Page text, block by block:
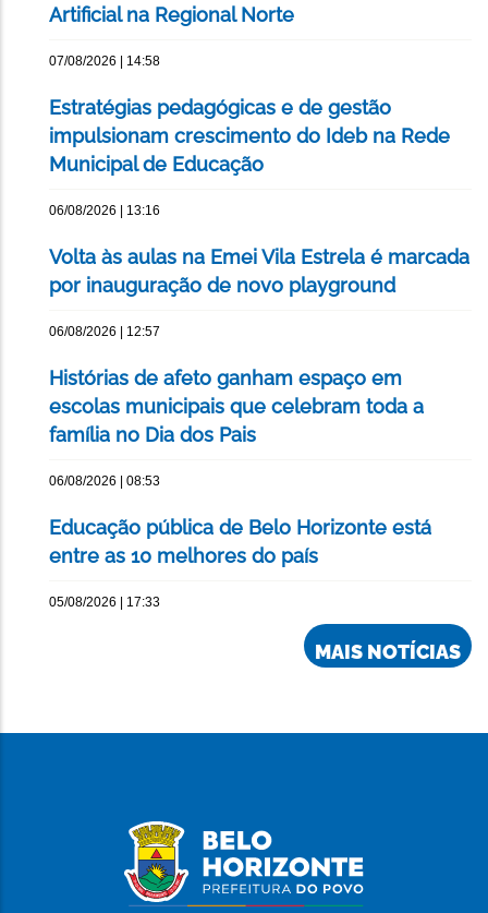
Artificial na Regional Norte
07/08/2026 | 14:58
Estratégias pedagógicas e de gestão
impulsionam crescimento do Ideb na Rede
Municipal de Educação
06/08/2026 | 13:16
Volta às aulas na Emei Vila Estrela é marcada
por inauguração de novo playground
06/08/2026 | 12:57
Histórias de afeto ganham espaço em
escolas municipais que celebram toda a
família no Dia dos Pais
06/08/2026 | 08:53
Educação pública de Belo Horizonte está
entre as 10 melhores do país
05/08/2026 | 17:33
MAIS NOTÍCIAS